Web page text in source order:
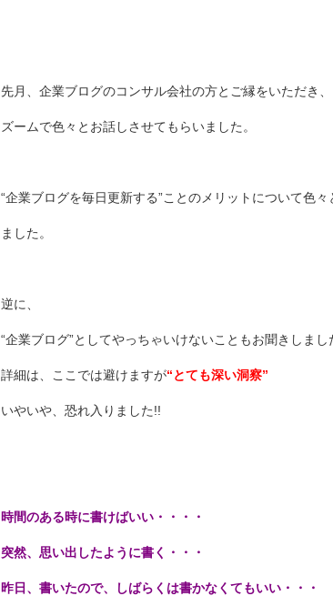
先月、企業ブログのコンサル会社の方とご縁をいただき、
ズームで色々とお話しさせてもらいました。
“企業ブログを毎日更新する”ことのメリットについて色
ました。
逆に、
“企業ブログ”としてやっちゃいけないこともお聞きしまし
詳細は、ここでは避けますが“とても深い洞察”
いやいや、恐れ入りました!!
時間のある時に書けばいい・・・・
突然、思い出したように書く・・・
昨日、書いたので、しばらくは書かなくてもいい・・・